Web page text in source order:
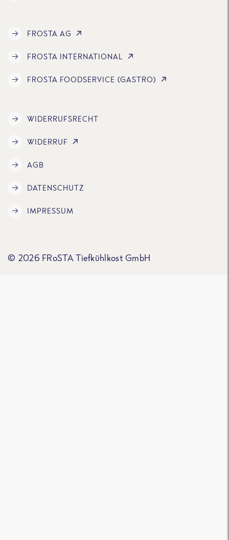
FROSTA AG
FROSTA INTERNATIONAL
FROSTA FOODSERVICE (GASTRO)
WIDERRUFSRECHT
WIDERRUF
AGB
DATENSCHUTZ
IMPRESSUM
© 2026 FRoSTA Tiefkühlkost GmbH